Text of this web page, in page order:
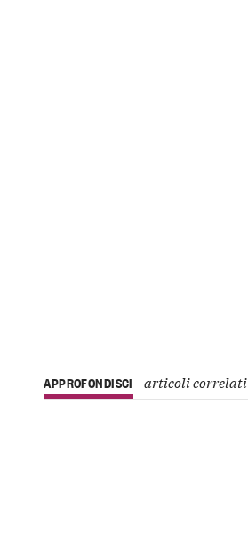
APPROFONDISCI articoli correlati